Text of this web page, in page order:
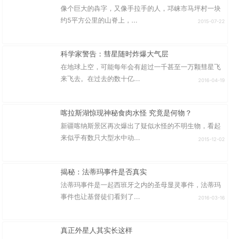
像个巨大的犇字，又像手拉手的人，邛崃市马坪村一块
约5平方公里的山脊上，...
2015-07-22
科学家警告：彗星随时炸爆大气层
在地球上空，可能每年会有超过一千甚至一万颗彗星飞
来飞去。在过去的数十亿...
2016-04-19
喀拉斯湖惊现神秘食肉水怪 究竟是何物？
新疆喀纳斯景区再次爆出了疑似水怪的不明生物，看起
来似乎有数只大型水中动...
2015-12-02
揭秘：法蒂玛事件是否真实
法蒂玛事件是一起西班牙之内的圣母显灵事件，法蒂玛
事件也让基督徒们看到了...
2016-03-16
真正外星人其实长这样